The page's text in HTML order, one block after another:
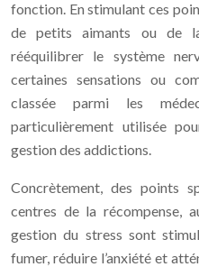
fonction. En stimulant ces
de petits aimants ou de
rééquilibrer le système
certaines sensations ou
classée parmi les
particulièrement utilisée
gestion des addictions.
Concrètement, des points
centres de la récompense,
gestion du stress sont
fumer, réduire l’anxiété et